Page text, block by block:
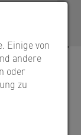
Einige von
andere
oder
zu